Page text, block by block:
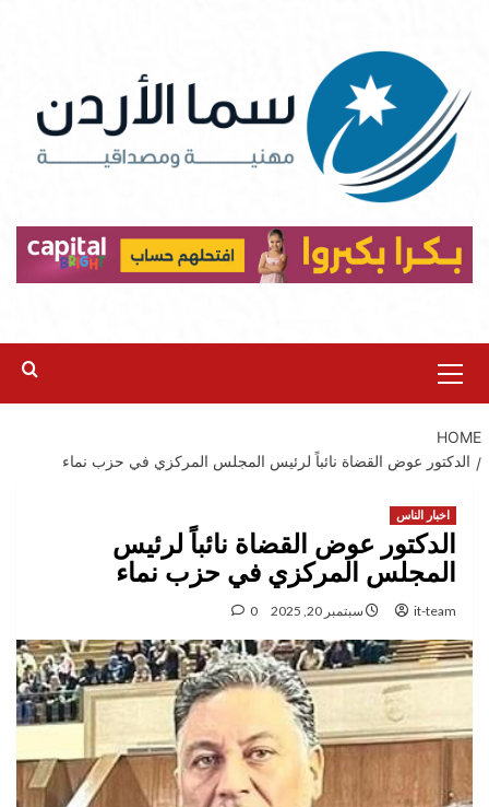
content
Menu
HOME
الدكتور عوض القضاة نائباً لرئيس المجلس المركزي في حزب نماء
اخبار الناس
الدكتور عوض القضاة نائباً لرئيس
المجلس المركزي في حزب نماء
it-team سبتمبر 20, 2025 0